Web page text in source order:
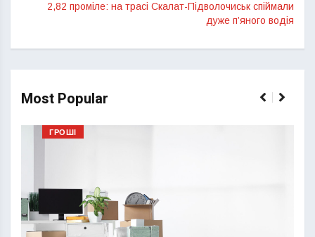
2,82 проміле: на трасі Скалат-Підволочиськ спіймали
дуже п’яного водія
Most Popular
ГРОШІ